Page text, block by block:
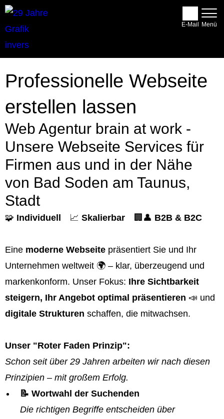
Professionelle Webseite
erstellen lassen
Web Agentur brain at work -
Unsere Webseite Services für
Firmen aus und in der Nähe
von Bad Soden am Taunus,
Stadt
🧩 Individuell 📈 Skalierbar 🏢👤 B2B & B2C
Eine moderne Webseite präsentiert Sie und Ihr
Unternehmen weltweit 🌍 – klar, überzeugend und
markenkonform. Unser Fokus: Ihre Sichtbarkeit
steigern, Ihr Angebot optimal präsentieren 📣 und
digitale Strukturen schaffen, die mitwachsen.
Unser "Roter Faden Prinzip":
Schon seit über 29 Jahren arbeiten wir nach diesen
Prinzipien – mit großem Erfolg.
📝 Wortwahl der Suchenden
Die richtigen Begriffe entscheiden über